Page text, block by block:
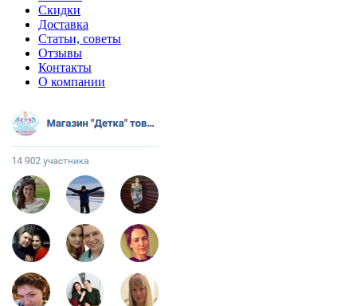
Скидки
Доставка
Статьи, советы
Отзывы
Контакты
О компании